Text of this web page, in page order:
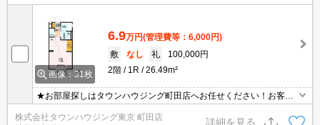
画像：31枚
6.9万円(管理費等：6,000円)
敷
なし 礼
100,000円
2階
1R 26.49m²
★お部屋探しはタウンハウジング町田店へお任せください！お客様
のご条件にピッタリなお部屋をご紹介可能です！！お引越しのプロ
が精一杯お手伝いさせていただきます！！★
株式会社タウンハウジング東京 町田店
詳細を見る